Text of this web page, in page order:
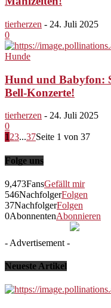
tierherzen - 24. Juli 2025
0
Hunde
Hund und Babyfon:
Bell-Konzerte!
tierherzen - 24. Juli 2025
0
1 23...37Seite 1 von 37
Folge uns
9,473FansGefällt mir
546NachfolgerFolgen
37NachfolgerFolgen
0AbonnentenAbonnieren
- Advertisement -
Neueste Artikel